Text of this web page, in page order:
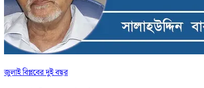
জুলাই বিপ্লবের দুই বছর